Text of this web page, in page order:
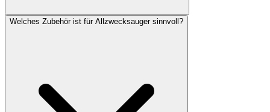
Welches Zubehör ist für Allzwecksauger sinnvoll?